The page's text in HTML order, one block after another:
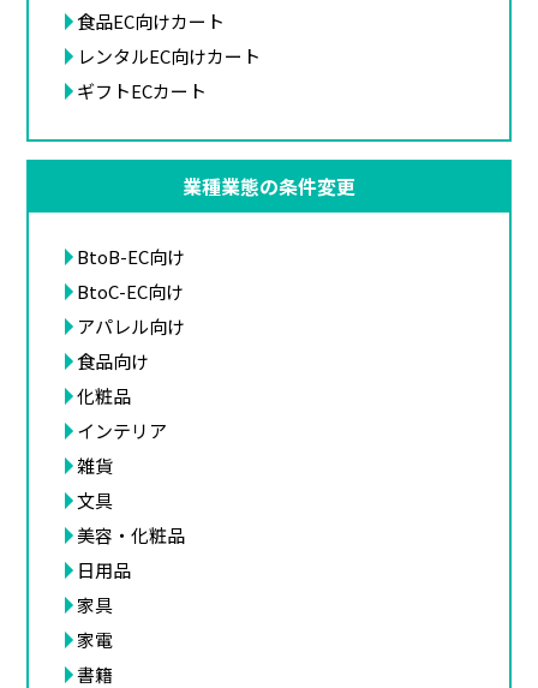
食品EC向けカート
レンタルEC向けカート
ギフトECカート
業種業態の条件変更
BtoB-EC向け
BtoC-EC向け
アパレル向け
食品向け
化粧品
インテリア
雑貨
文具
美容・化粧品
日用品
家具
家電
書籍